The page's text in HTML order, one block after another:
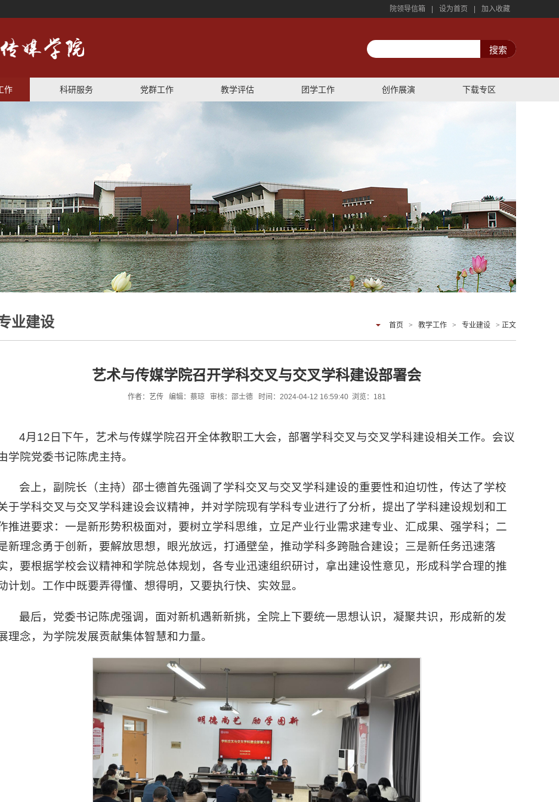
院领导信箱 设为首页 加入收藏
作 科研服务 党群工作 教学评估 团学工作 创作展演 下载专区
业建设 首页 > 教学工作 > 专业建设 > 正文
艺术与传媒学院召开学科交叉与交叉学科建设部署会
作者：艺传 编辑：蔡琼 审核：邵士德 时间：2024-04-12 16:59:40 浏览： 181
4月12日下午，艺术与传媒学院召开全体教职工大会，部署学科交叉与交叉学科建设相关工作。会议
学院党委书记陈虎主持。
会上，副院长（主持）邵士德首先强调了学科交叉与交叉学科建设的重要性和迫切性，传达了学校
于学科交叉与交叉学科建设会议精神，并对学院现有学科专业进行了分析，提出了学科建设规划和工
推进要求：一是新形势积极面对，要树立学科思维，立足产业行业需求建专业、汇成果、强学科；二
新理念勇于创新，要解放思想，眼光放远，打通壁垒，推动学科多跨融合建设；三是新任务迅速落
，要根据学校会议精神和学院总体规划，各专业迅速组织研讨，拿出建设性意见，形成科学合理的推
计划。工作中既要弄得懂、想得明，又要执行快、实效显。
最后，党委书记陈虎强调，面对新机遇新新挑，全院上下要统一思想认识，凝聚共识，形成新的发
理念，为学院发展贡献集体智慧和力量。